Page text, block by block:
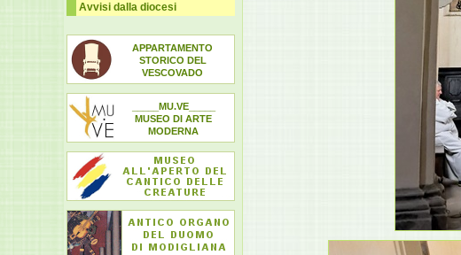
Avvisi dalla diocesi
APPARTAMENTO
STORICO DEL
VESCOVADO
_____MU.VE_____
MUSEO DI ARTE
MODERNA